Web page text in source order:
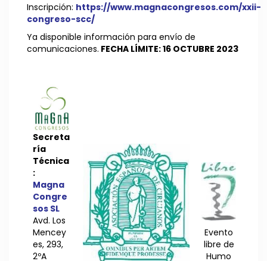
Inscripción: https://www.magnacongresos.com/xxii-
congreso-scc/
Ya disponible información para envío de
comunicaciones. FECHA LÍMITE: 16 OCTUBRE 2023
Secreta
ría
Técnica
:
Magna
Congre
sos SL
Avd. Los
Mencey
es, 293,
2ºA
Evento
libre de
Humo